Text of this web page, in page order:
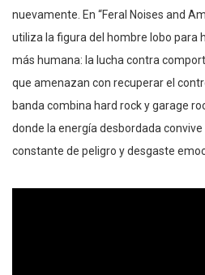
nuevamente. En “Feral Noises and
utiliza la figura del hombre lobo para
más humana: la lucha contra
que amenazan con recuperar el
banda combina hard rock y garage
donde la energía desbordada
constante de peligro y desgaste